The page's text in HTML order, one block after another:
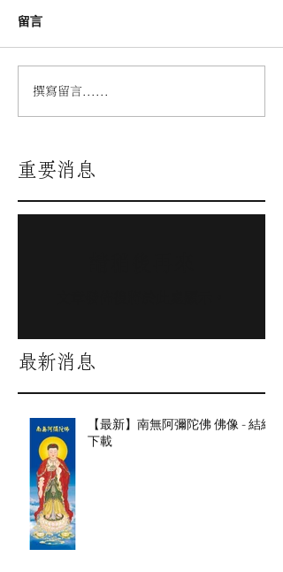
留言
撰寫留言......
重要消息
最新消息
【最新】南無阿彌陀佛 佛像 - 結緣
下載